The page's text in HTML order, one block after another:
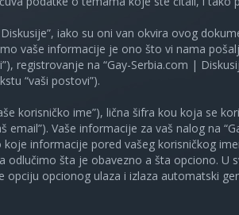
iako su oni van okvira ovog
vaše informacije je ono što vi nama
registrovanje na “Gay-Serbia.com |
“vaši postovi”).
korisničko ime”), lična šifra kou koja se
Vaše informacije za vaš nalog na
informacije pored vašeg korisničkog
šta je obavezno a šta opciono. U
opcionog ulaza i izlaza automatski